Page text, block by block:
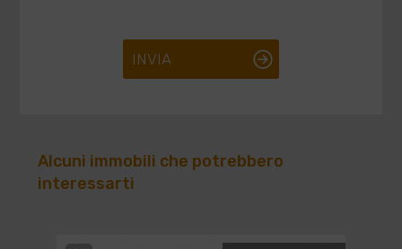
INVIA
Alcuni immobili che potrebbero
interessarti